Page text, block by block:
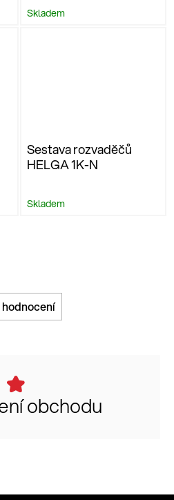
Skladem
Sestava rozvaděčů
HELGA 1K-N
Skladem
obchodu